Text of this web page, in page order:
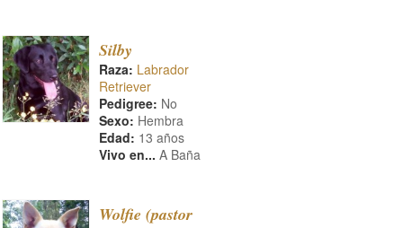
Silby
Raza: Labrador
Retriever
Pedigree: No
Sexo: Hembra
Edad: 13 años
Vivo en... A Baña
Wolfie (pastor